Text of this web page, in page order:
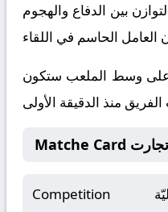
بين الدفاع والهجوم
العامل الحاسم في اللقاء
على وسط الملعب ستكون
منذ الدقيقة الأولى
Competition